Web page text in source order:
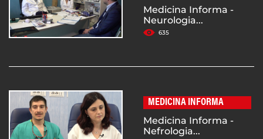
Medicina Informa -
Neurologia...
635
MEDICINA INFORMA
Medicina Informa -
Nefrologia...